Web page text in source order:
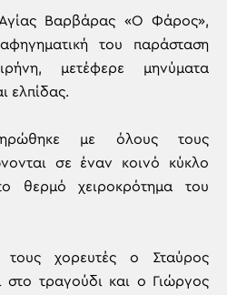
Βαρβάρας «Ο Φάρος»,
του παράσταση
μετέφερε μηνύματα
ελπίδας.
με όλους τους
σε έναν κοινό κύκλο
θερμό χειροκρότημα του
τους χορευτές ο Σταύρος
στο τραγούδι και ο Γιώργος